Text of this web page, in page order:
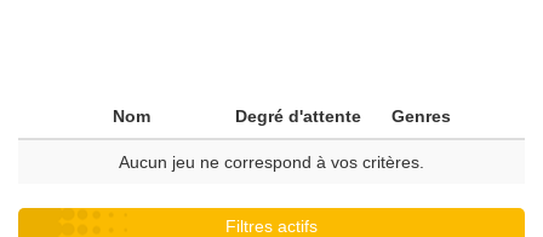
Nom Degré d'attente Genres
Aucun jeu ne correspond à vos critères.
Filtres actifs